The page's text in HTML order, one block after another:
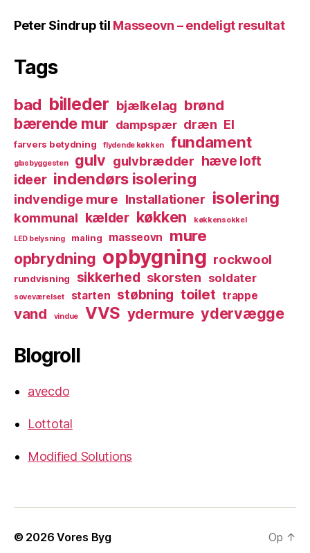
Peter Sindruptil Masseovn – endeligt resultat
Tags
bad billeder bjælkelag brønd
bærende mur dampspær dræn El
farvers betydning flydende køkken fundament
glasbyggesten gulv gulvbrædder hæve loft
ideer indendørs isolering
indvendige mure Installationer isolering
kommunal kælder køkken køkkensokkel
LED belysning maling masseovn mure
opbrydning opbygning rockwool
rundvisning sikkerhed skorsten soldater
soveværelset starten støbning toilet trappe
vand vindue VVS ydermure ydervægge
Blogroll
avecdo
Lottotal
Modified Solutions
© 2026Vores Byg Op ↑